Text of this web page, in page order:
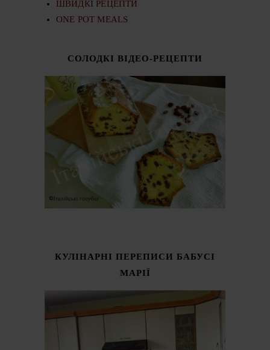
ШВИДКІ РЕЦЕПТИ
ONE POT MEALS
СОЛОДКІ ВІДЕО-РЕЦЕПТИ
КУЛІНАРНІ ПЕРЕПИСИ БАБУСІ
МАРІЇ